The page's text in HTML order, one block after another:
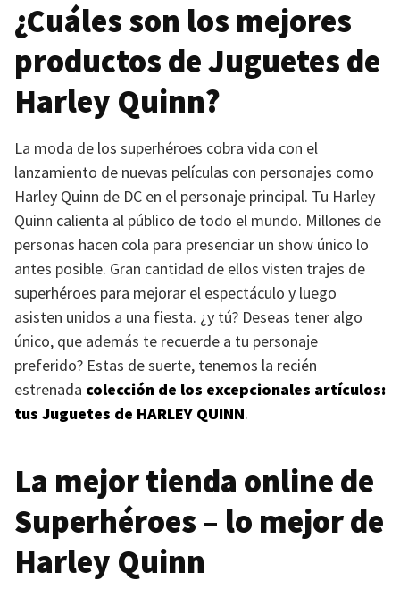
¿Cuáles son los mejores
productos de Juguetes de
Harley Quinn?
La moda de los superhéroes cobra vida con el
lanzamiento de nuevas películas con personajes como
Harley Quinn de DC en el personaje principal. Tu Harley
Quinn calienta al público de todo el mundo. Millones de
personas hacen cola para presenciar un show único lo
antes posible. Gran cantidad de ellos visten trajes de
superhéroes para mejorar el espectáculo y luego
asisten unidos a una fiesta. ¿y tú? Deseas tener algo
único, que además te recuerde a tu personaje
preferido? Estas de suerte, tenemos la recién
estrenada colección de los excepcionales artículos:
tus Juguetes de HARLEY QUINN.
La mejor tienda online de
Superhéroes – lo mejor de
Harley Quinn